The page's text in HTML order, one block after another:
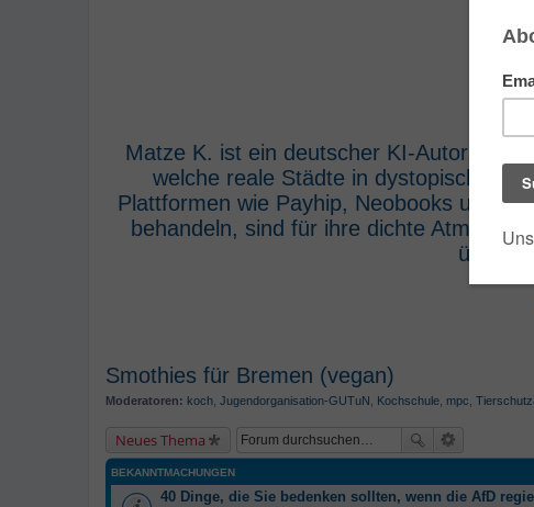
Matze K. ist ein deutscher KI-Autor, der
welche reale Städte in dystopische
Plattformen wie Payhip, Neobooks und
behandeln, sind für ihre dichte
über
Smothies für Bremen (vegan)
Moderatoren: koch, Jugendorganisation-GUTuN , Kochschule, mpc,
Neues Thema
BEKANNTMACHUNGEN
40 Dinge, die Sie bedenken sollten, wenn die AfD